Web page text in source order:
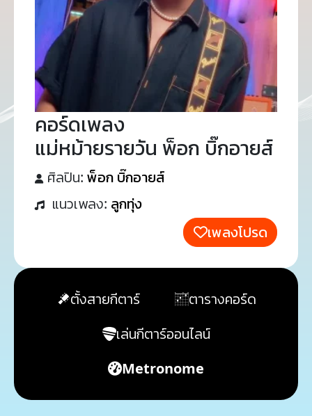
คอร์ดเพลง
แม่หม้ายรายวัน พ็อก บิ๊กอายส์
ศิลปิน: พ็อก บิ๊กอายส์
แนวเพลง: ลูกทุ่ง
เพลงโปรด
ตั้งสายกีตาร์
ตารางคอร์ด
เล่นกีตาร์ออนไลน์
Metronome